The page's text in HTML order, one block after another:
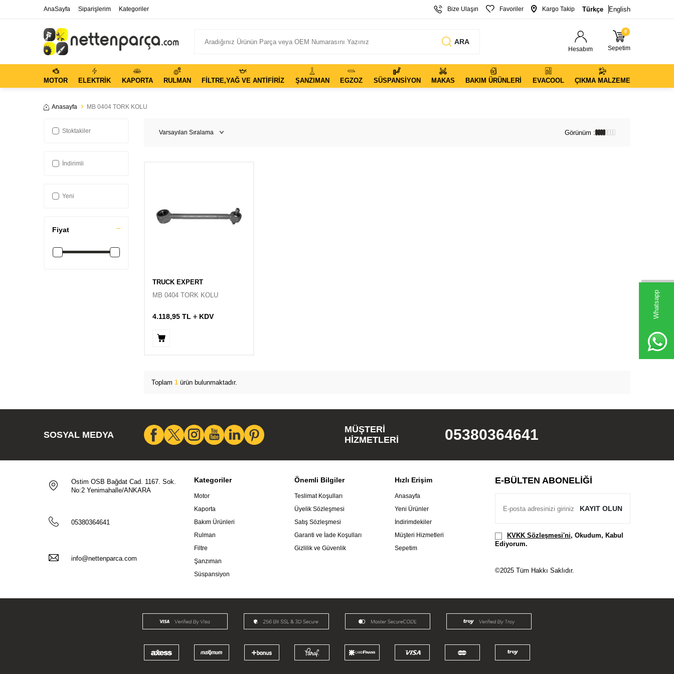
Whatsapp
AnaSayfa Siparişlerim Kategoriler Bize Ulaşın Favoriler Kargo Takip Türkçe English
ARA
Hesabım
0
Sepetim
MOTOR ELEKTRIK KAPORTA RULMAN FILTRE,YAĞ VE ANTIFIRIZ ŞANZIMAN EGZOZ SÜSPANSIYON MAKAS BAKIM ÜRÜNLERI EVACOOL ÇIKMA MALZEME
Anasayfa MB 0404 TORK KOLU
Stoktakiler
İndirimli
Yeni
Fiyat
Görünüm :
TRUCK EXPERT
MB 0404 TORK KOLU
4.118,95 TL KDV
Toplam 1 ürün bulunmaktadır.
SOSYAL MEDYA
MÜŞTERI
HIZMETLERI
05380364641
Ostim OSB Bağdat Cad. 1167. Sok.
No:2 Yenimahalle/ANKARA
05380364641
info@nettenparca.com
Kategoriler
Motor
Kaporta
Bakım Ürünleri
Rulman
Filtre
Şanzıman
Süspansiyon
Önemli Bilgiler
Teslimat Koşulları
Üyelik Sözleşmesi
Satış Sözleşmesi
Garanti ve İade Koşulları
Gizlilik ve Güvenlik
Hızlı Erişim
Anasayfa
Yeni Ürünler
İndirimdekiler
Müşteri Hizmetleri
Sepetim
E-BÜLTEN ABONELIĞI
KAYIT OLUN
KVKK Sözleşmesi'ni, Okudum, Kabul
Ediyorum.
©2025 Tüm Hakkı Saklıdır.